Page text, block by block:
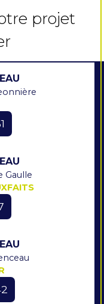
projet
Gaulle